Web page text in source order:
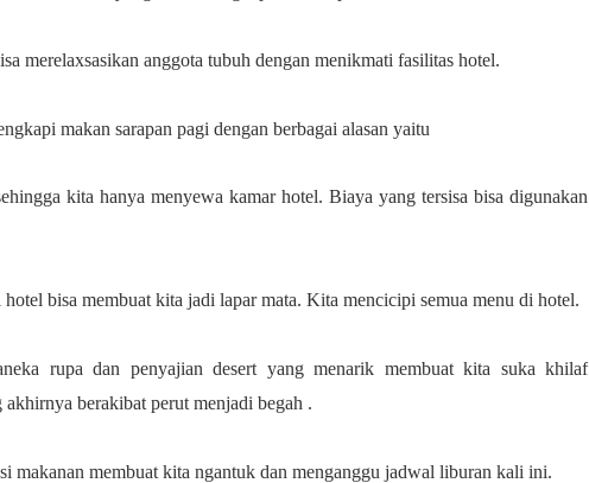
merelaxsasikan anggota tubuh dengan menikmati fasilitas hotel.
makan sarapan pagi dengan berbagai alasan yaitu
kita hanya menyewa kamar hotel. Biaya yang tersisa bisa digunakan
bisa membuat kita jadi lapar mata. Kita mencicipi semua menu di hotel.
rupa dan penyajian desert yang menarik membuat kita suka khilaf
berakibat perut menjadi begah .
makanan membuat kita ngantuk dan menganggu jadwal liburan kali ini.